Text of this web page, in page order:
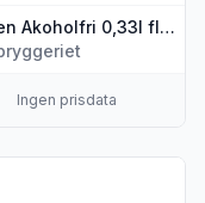
Slogen Akoholfri 0,33l flaske
Ingen prisdata
Lys Ale 4,7% 0,5l
detaljer for